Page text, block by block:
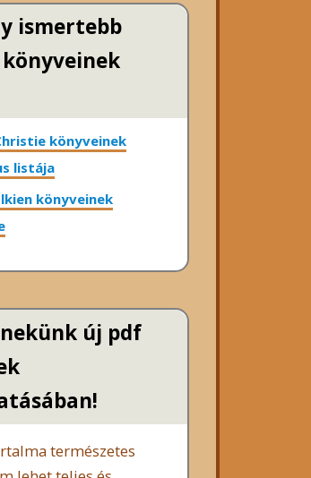
ismertebb
könyveinek
könyveinek
listája
könyveinek
új pdf
természetes